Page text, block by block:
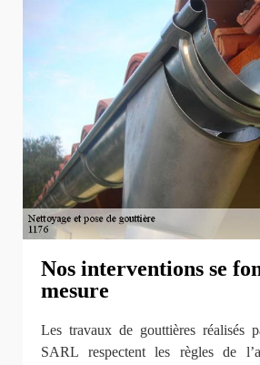
Nos interventions se
mesure
Les travaux de gouttières réalisés
SARL respectent les règles de